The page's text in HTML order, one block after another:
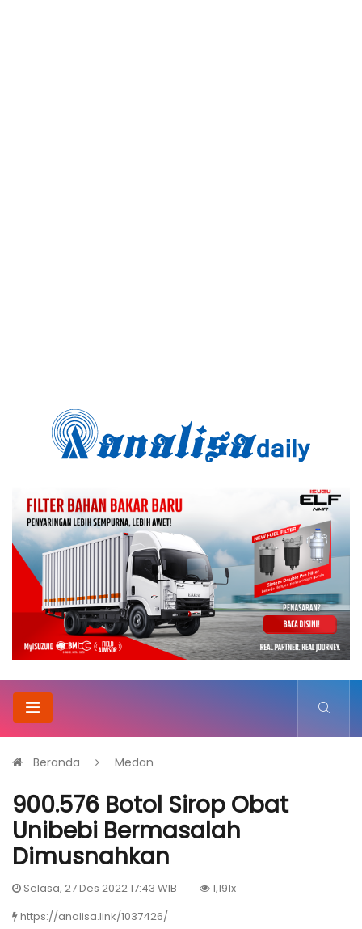
Beranda Medan
900.576 Botol Sirop Obat
Unibebi Bermasalah
Dimusnahkan
Selasa, 27 Des 2022 17:43 WIB
1,191x
https://analisa.link/1037426/